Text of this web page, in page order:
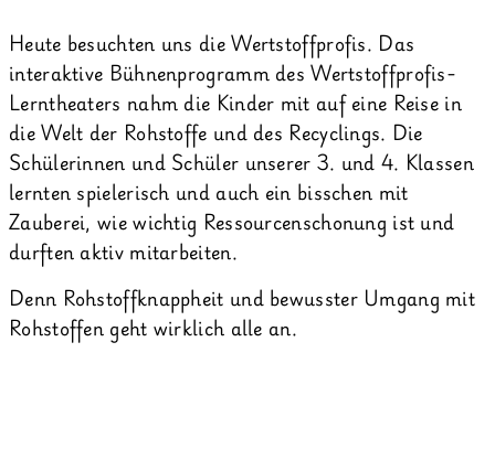
Heute besuchten uns die Wertstoffprofis. Das
interaktive Bühnenprogramm des Wertstoffprofis-
Lerntheaters nahm die Kinder mit auf eine Reise in
die Welt der Rohstoffe und des Recyclings. Die
Schülerinnen und Schüler unserer 3. und 4. Klassen
lernten spielerisch und auch ein bisschen mit
Zauberei, wie wichtig Ressourcenschonung ist und
durften aktiv mitarbeiten.
Denn Rohstoffknappheit und bewusster Umgang mit
Rohstoffen geht wirklich alle an.